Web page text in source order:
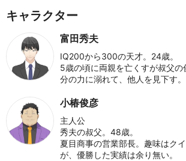
キャラクター
富田秀夫
IQ200から300の天才。24歳。
5歳の頃に両親を亡くすが叔父の
分の力に溺れて、他人を見下す。
小椿俊彦
主人公
秀夫の叔父。48歳。
夏目商事の営業部長。趣味はク
が、優勝した実績は余り無い。